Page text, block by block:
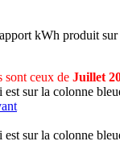
kWh produit
sont ceux de Juillet
sur la colonne
sur la colonne